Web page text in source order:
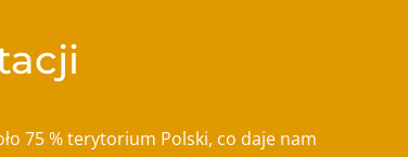
75 % terytorium Polski, co daje nam